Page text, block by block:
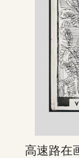
高速路在